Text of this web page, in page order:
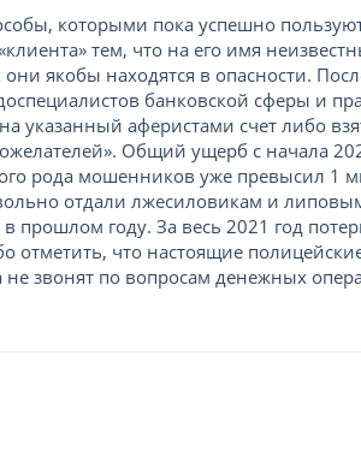
которыми пока успешно
тем, что на его имя
якобы находятся в опасности.
банковской сферы и
указанный аферистами счет либо
Общий ущерб с начала
рода мошенников уже превысил 1
отдали лжесиловикам и
прошлом году. За весь 2021 год
что настоящие
звонят по вопросам денежных